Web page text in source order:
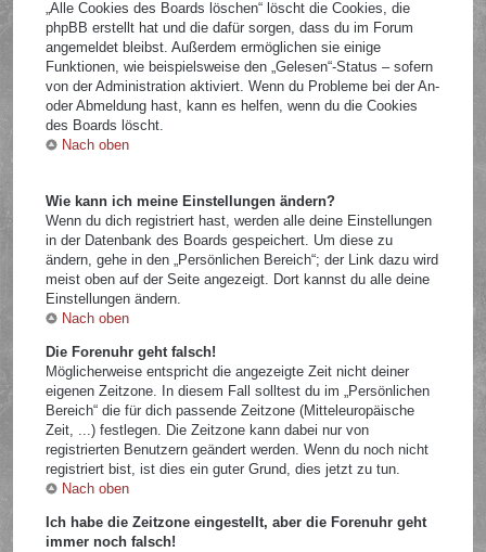
„Alle Cookies des Boards löschen“ löscht die Cookies, die
phpBB erstellt hat und die dafür sorgen, dass du im Forum
angemeldet bleibst. Außerdem ermöglichen sie einige
Funktionen, wie beispielsweise den „Gelesen“-Status – sofern
von der Administration aktiviert. Wenn du Probleme bei der An-
oder Abmeldung hast, kann es helfen, wenn du die Cookies
des Boards löscht.
Nach oben
Wie kann ich meine Einstellungen ändern?
Wenn du dich registriert hast, werden alle deine Einstellungen
in der Datenbank des Boards gespeichert. Um diese zu
ändern, gehe in den „Persönlichen Bereich“; der Link dazu wird
meist oben auf der Seite angezeigt. Dort kannst du alle deine
Einstellungen ändern.
Nach oben
Die Forenuhr geht falsch!
Möglicherweise entspricht die angezeigte Zeit nicht deiner
eigenen Zeitzone. In diesem Fall solltest du im „Persönlichen
Bereich“ die für dich passende Zeitzone (Mitteleuropäische
Zeit, ...) festlegen. Die Zeitzone kann dabei nur von
registrierten Benutzern geändert werden. Wenn du noch nicht
registriert bist, ist dies ein guter Grund, dies jetzt zu tun.
Nach oben
Ich habe die Zeitzone eingestellt, aber die Forenuhr geht
immer noch falsch!